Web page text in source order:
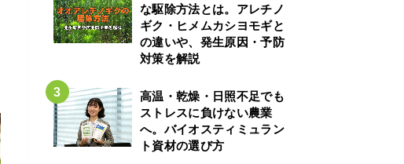
な駆除方法とは。アレチノ
ギク・ヒメムカシヨモギと
の違いや、発生原因・予防
対策を解説
高温・乾燥・日照不足でも
ストレスに負けない農業
へ。バイオスティミュラン
ト資材の選び方